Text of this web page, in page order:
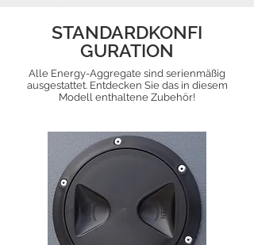
STANDARDKONFI
GURATION
Alle Energy-Aggregate sind serienmäßig
ausgestattet. Entdecken Sie das in diesem
Modell enthaltene Zubehör!